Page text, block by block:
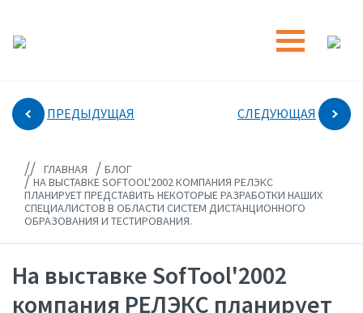
ПРЕДЫДУЩАЯ СЛЕДУЮЩАЯ
// ГЛАВНАЯ / БЛОГ
/НА ВЫСТАВКЕ SOFTOOL'2002 КОМПАНИЯ РЕЛЭКС
ПЛАНИРУЕТ ПРЕДСТАВИТЬ НЕКОТОРЫЕ РАЗРАБОТКИ НАШИХ
СПЕЦИАЛИСТОВ В ОБЛАСТИ СИСТЕМ ДИСТАНЦИОННОГО
ОБРАЗОВАНИЯ И ТЕСТИРОВАНИЯ.
На выставке SofTool'2002
компания РЕЛЭКС планирует